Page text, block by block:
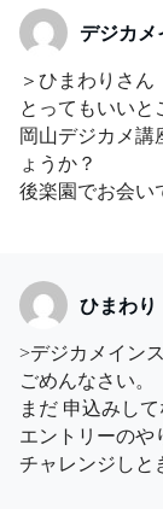
デジカメ
＞ひまわりさん
とってもいいと
岡山デジカメ講
ょうか？
後楽園でお会い
ひまわり
>デジカメイン
ごめんなさい。
まだ 申込みして
エントリーのや
チャレンジしと